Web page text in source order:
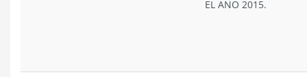
EL AÑO 2015.